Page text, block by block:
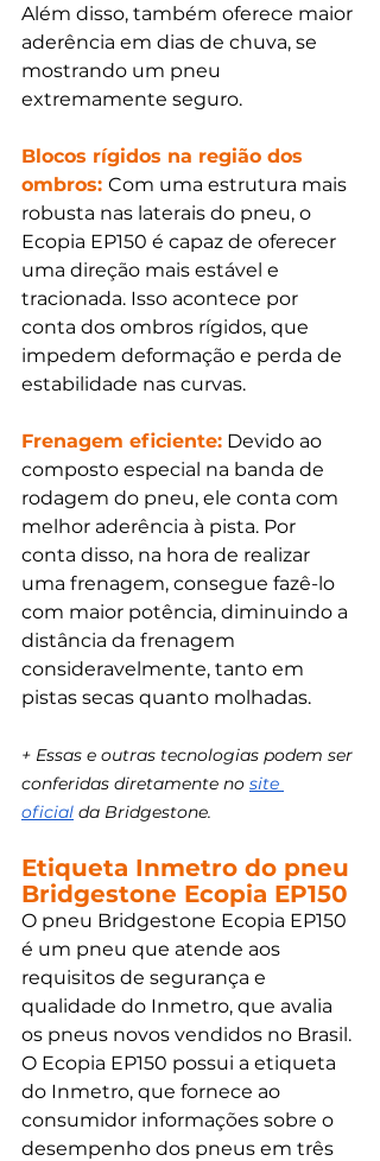
Além disso, também oferece maior
aderência em dias de chuva, se
mostrando um pneu
extremamente seguro.
Blocos rígidos na região dos
ombros: Com uma estrutura mais
robusta nas laterais do pneu, o
Ecopia EP150 é capaz de oferecer
uma direção mais estável e
tracionada. Isso acontece por
conta dos ombros rígidos, que
impedem deformação e perda de
estabilidade nas curvas.
Frenagem eficiente: Devido ao
composto especial na banda de
rodagem do pneu, ele conta com
melhor aderência à pista. Por
conta disso, na hora de realizar
uma frenagem, consegue fazê-lo
com maior potência, diminuindo a
distância da frenagem
consideravelmente, tanto em
pistas secas quanto molhadas.
+ Essas e outras tecnologias podem ser
conferidas diretamente no site
oficial da Bridgestone.
Etiqueta Inmetro do pneu
Bridgestone Ecopia EP150
O pneu Bridgestone Ecopia EP150
é um pneu que atende aos
requisitos de segurança e
qualidade do Inmetro, que avalia
os pneus novos vendidos no Brasil.
O Ecopia EP150 possui a etiqueta
do Inmetro, que fornece ao
consumidor informações sobre o
desempenho dos pneus em três